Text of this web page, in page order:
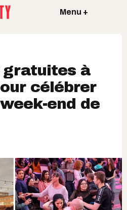
Menu +
à
célébrer
end de